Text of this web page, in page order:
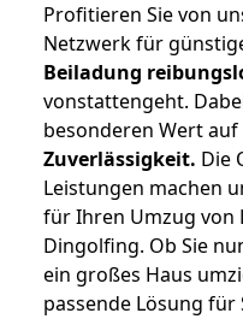
Profitieren Sie von
Netzwerk für
Beiladung
vonstattengeht.
besonderen Wert auf
Zuverlässigkeit. Die
Leistungen machen
für Ihren Umzug von
Dingolfing. Ob Sie
ein großes Haus
passende Lösung für